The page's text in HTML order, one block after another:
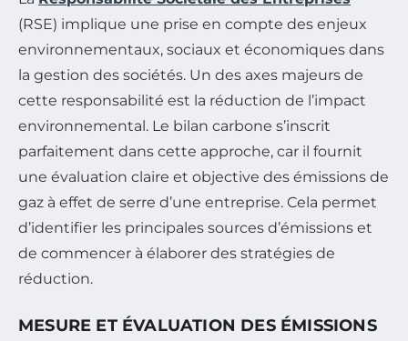
(RSE) implique une prise en compte des enjeux
environnementaux, sociaux et économiques dans
la gestion des sociétés. Un des axes majeurs de
cette responsabilité est la réduction de l’impact
environnemental. Le bilan carbone s’inscrit
parfaitement dans cette approche, car il fournit
une évaluation claire et objective des émissions de
gaz à effet de serre d’une entreprise. Cela permet
d’identifier les principales sources d’émissions et
de commencer à élaborer des stratégies de
réduction.
MESURE ET ÉVALUATION DES ÉMISSIONS